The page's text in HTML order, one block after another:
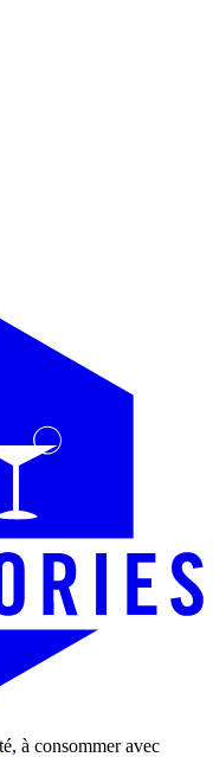
à consommer avec